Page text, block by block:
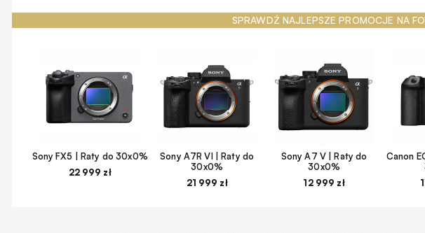
SPRAWDŹ NAJLEPSZE PROMOCJE NA
Sony FX5 | Raty do 30x0%
22 999 zł
Sony A7R VI | Raty do
30x0%
21 999 zł
Sony A7 V | Raty do
30x0%
12 999 zł
Canon